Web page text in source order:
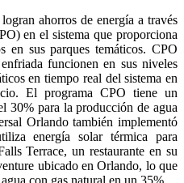
ahorros de energía a través
en el sistema que proporciona
en sus parques temáticos. CPO
funcionen en sus niveles
en tiempo real del sistema en
El programa CPO tiene un
30% para la producción de agua
Orlando también implementó
energía solar térmica para
Terrace, un restaurante en su
ubicado en Orlando, lo que
con gas natural en un 35%.